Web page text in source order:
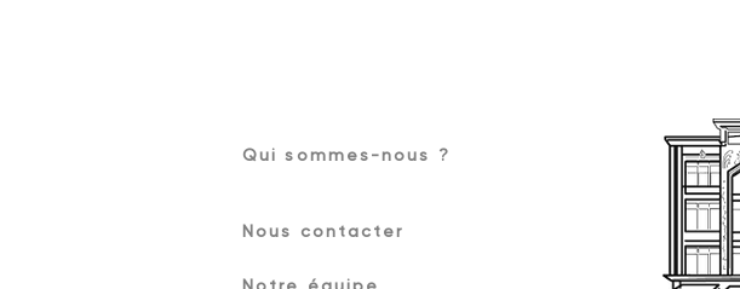
Qui sommes-nous ?
Nous contacter